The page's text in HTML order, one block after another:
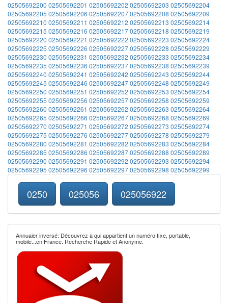
02505692200 02505692201 02505692202 02505692203 02505692204
02505692205 02505692206 0250569220702505692208 02505692209
02505692210 02505692211 02505692212 02505692213 02505692214
02505692215 02505692216 0250569221702505692218 02505692219
02505692220 02505692221 02505692222 02505692223 02505692224
02505692225 02505692226 0250569222702505692228 02505692229
02505692230 02505692231 02505692232 02505692233 02505692234
02505692235 02505692236 0250569223702505692238 02505692239
02505692240 02505692241 02505692242 02505692243 02505692244
02505692245 02505692246 0250569224702505692248 02505692249
02505692250 02505692251 02505692252 02505692253 02505692254
02505692255 02505692256 0250569225702505692258 02505692259
02505692260 02505692261 02505692262 02505692263 02505692264
02505692265 02505692266 0250569226702505692268 02505692269
02505692270 02505692271 02505692272 02505692273 02505692274
02505692275 02505692276 0250569227702505692278 02505692279
02505692280 02505692281 02505692282 02505692283 02505692284
02505692285 02505692286 0250569228702505692288 02505692289
02505692290 02505692291 02505692292 02505692293 02505692294
02505692295 02505692296 0250569229702505692298 02505692299
0250 025056 025056922
Annuaier inversé: Découvrez à qui appartient un numéro fixe, portable,
mobile...en France. Recherche Rapide et Anonyme.